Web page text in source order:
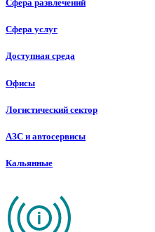
Сфера развлечений
Сфера услуг
Доступная среда
Офисы
Логистический сектор
АЗС и автосервисы
Кальянные